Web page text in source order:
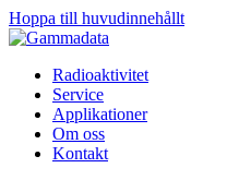
Hoppa till huvudinnehållt
Radioaktivitet
Service
Applikationer
Om oss
Kontakt